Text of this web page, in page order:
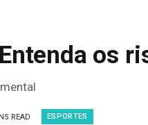
os
READ ESPORTES